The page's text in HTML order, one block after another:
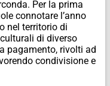
Per la prima
connotare l’anno
nel territorio di
di diverso
pagamento, rivolti ad
condivisione e